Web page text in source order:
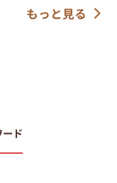
もっと見る
ド